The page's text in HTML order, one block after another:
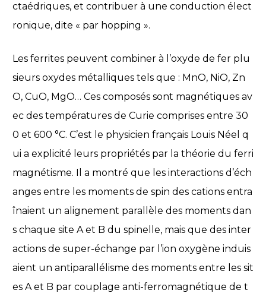
ctaédriques, et contribuer à une conduction élect
ronique, dite « par hopping ».
Les ferrites peuvent combiner à l’oxyde de fer plu
sieurs oxydes métalliques tels que : MnO, NiO, Zn
O, CuO, MgO… Ces composés sont magnétiques av
ec des températures de Curie comprises entre 30
0 et 600 °C. C’est le physicien français Louis Néel q
ui a explicité leurs propriétés par la théorie du ferri
magnétisme. Il a montré que les interactions d’éch
anges entre les moments de spin des cations entra
înaient un alignement parallèle des moments dan
s chaque site A et B du spinelle, mais que des inter
actions de super-échange par l’ion oxygène induis
aient un antiparallélisme des moments entre les sit
es A et B par couplage anti-ferromagnétique de t